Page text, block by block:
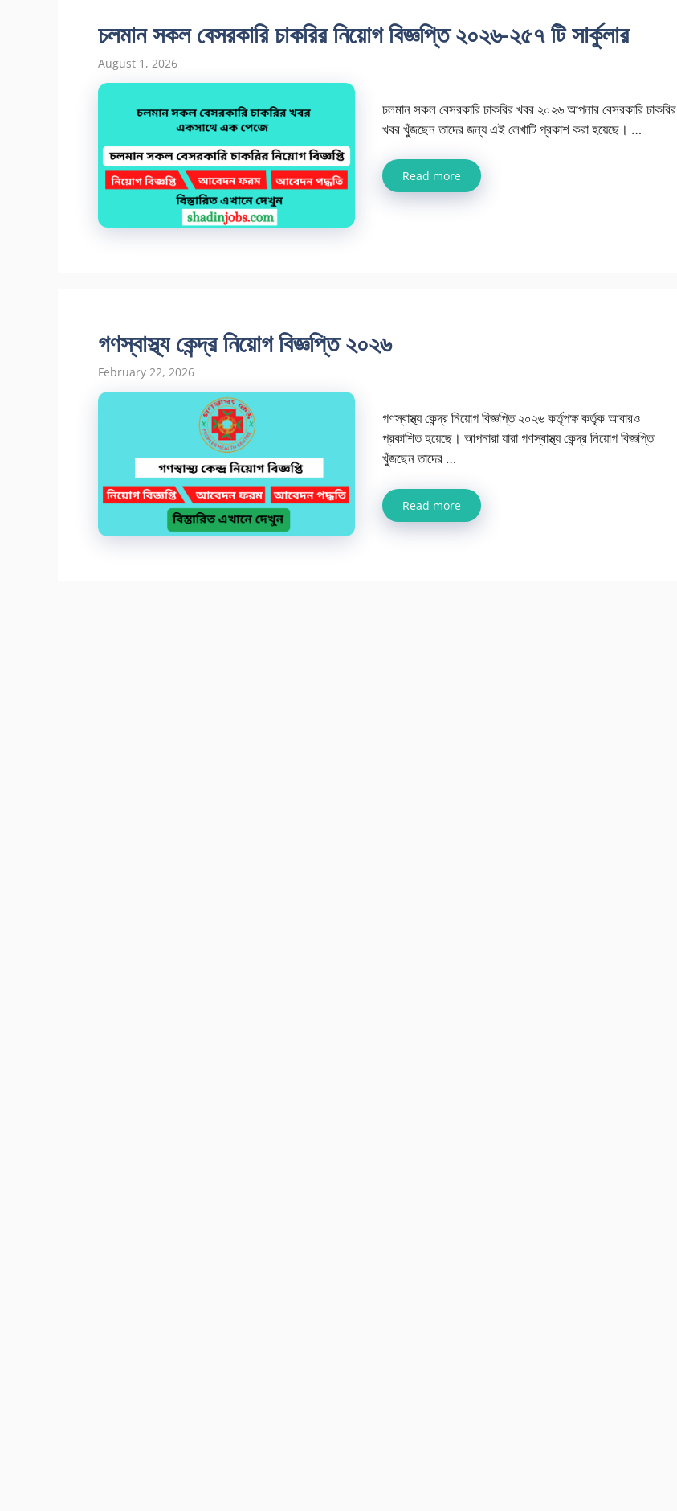
চলমান সকল বেসরকারি চাকরির নিয়োগ বিজ্ঞপ্তি ২০২৬-২৫৭ টি সার্কুলার
August 1, 2026
চলমান সকল বেসরকারি চাকরির খবর ২০২৬ আপনার বেসরকারি চাকরির
খবর খুঁজছেন তাদের জন্য এই লেখাটি প্রকাশ করা হয়েছে। …
Read more
গণস্বাস্থ্য কেন্দ্র নিয়োগ বিজ্ঞপ্তি ২০২৬
February 22, 2026
গণস্বাস্থ্য কেন্দ্র নিয়োগ বিজ্ঞপ্তি ২০২৬ কর্তৃপক্ষ কর্তৃক আবারও
প্রকাশিত হয়েছে। আপনারা যারা গণস্বাস্থ্য কেন্দ্র নিয়োগ বিজ্ঞপ্তি
খুঁজছেন তাদের …
Read more